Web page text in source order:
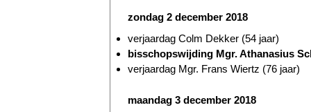
zondag 2 december 2018
verjaardag Colm Dekker (54 jaar)
bisschopswijding Mgr. Athanasius
verjaardag Mgr. Frans Wiertz (76 jaar)
maandag 3 december 2018